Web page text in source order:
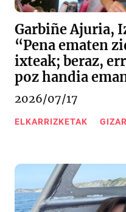
Garbiñe Ajuria,
“Pena ematen
ixteak; beraz,
poz handia
2026/07/17
ELKARRIZKETAK